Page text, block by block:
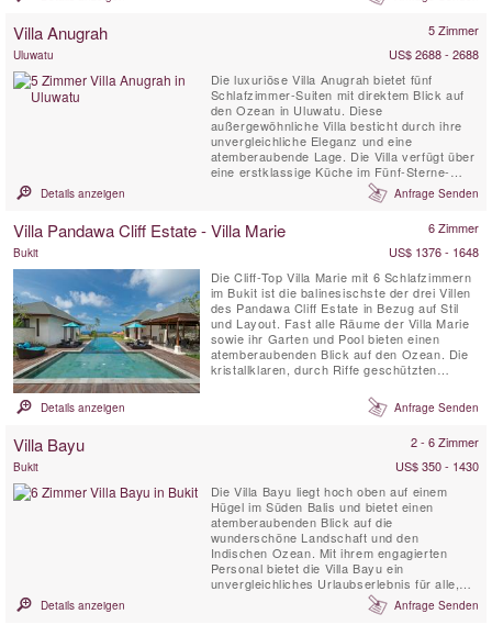
Villa Anugrah 5 Zimmer
Uluwatu
US$ 2688 - 2688
Die luxuriöse Villa Anugrah bietet fünf
Schlafzimmer-Suiten mit direktem Blick auf
den Ozean in Uluwatu. Diese
außergewöhnliche Villa besticht durch ihre
unvergleichliche Eleganz und eine
atemberaubende Lage. Die Villa verfügt über
eine erstklassige Küche im Fünf-Sterne-
Restaurantstil mit privatem Koch und
Vollzeitpersonal, eine versenkte Bar mit
eigenes Spielzimmer für Kinder mit
Spielzeug, ein voll klimatisiertes Wohn- und
Details anzeigen Anfrage Senden
Villa Pandawa Cliff Estate - Villa Marie 6 Zimmer
Bukit
US$ 1376 - 1648
Die Cliff-Top Villa Marie mit 6 Schlafzimmern
im Bukit ist die balinesischste der drei Villen
des Pandawa Cliff Estate in Bezug auf Stil
und Layout. Fast alle Räume der Villa Marie
sowie ihr Garten und Pool bieten einen
atemberaubenden Blick auf den Ozean. Die
kristallklaren, durch Riffe geschützten
Pandawa Beach liegen direkt unterhalb des
Anwesens, während viele der besten
Details anzeigen Anfrage Senden
Villa Bayu 2 - 6 Zimmer
Bukit
US$ 350 - 1430
Die Villa Bayu liegt hoch oben auf einem
Hügel im Süden Balis und bietet einen
atemberaubenden Blick auf die
wunderschöne Landschaft und den
Indischen Ozean. Mit ihrem engagierten
Personal bietet die Villa Bayu ein
unvergleichliches Urlaubserlebnis für alle,
die sich eine echte Auszeit wünschen. Die
Villa kann mit 6, 4 oder 2 Schlafzimmern
Details anzeigen Anfrage Senden